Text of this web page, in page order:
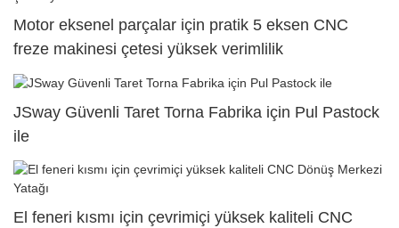
Motor eksenel parçalar için pratik 5 eksen CNC
freze makinesi çetesi yüksek verimlilik
JSway Güvenli Taret Torna Fabrika için Pul Pastock
ile
El feneri kısmı için çevrimiçi yüksek kaliteli CNC